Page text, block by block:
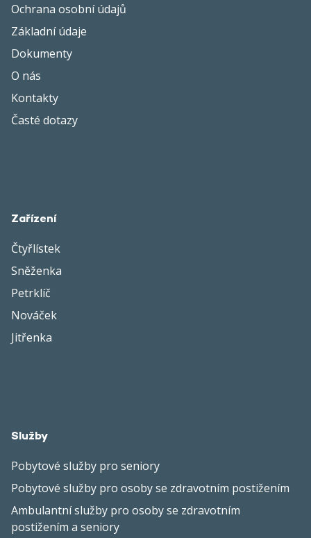
Ochrana osobní údajů
Základní údaje
Dokumenty
O nás
Kontakty
Časté dotazy
Zařízení
Čtyřlístek
Sněženka
Petrklíč
Nováček
Jitřenka
Služby
Pobytové služby pro seniory
Pobytové služby pro osoby se zdravotním postižením
Ambulantní služby pro osoby se zdravotním
postižením a seniory